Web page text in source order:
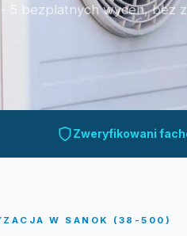
5 bezplatnych wycen, bez
Zweryfikowani
W SANOK (38-500)